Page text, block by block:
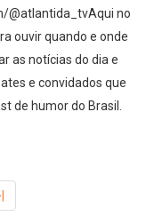
@atlantida_tvAqui no
ouvir quando e onde
as notícias do dia e
e convidados que
de humor do Brasil.